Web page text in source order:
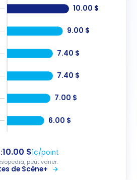
10.00 $
9.00 $
7.40 $
7.40 $
7.00 $
6.00 $
10.00 $1¢/point
peut varier.
de Scène+